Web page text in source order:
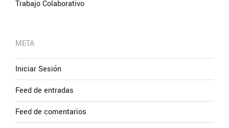
Trabajo Colaborativo
META
Iniciar Sesión
Feed de entradas
Feed de comentarios